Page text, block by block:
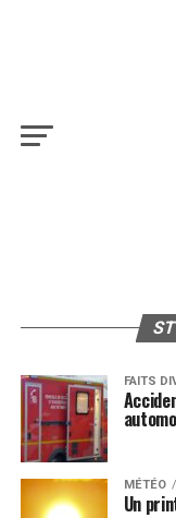
FAITS
MÉTÉO
Un